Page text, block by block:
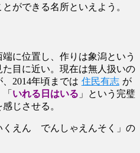
ができる名所といえよう。
に位置し、作りは象潟という
目に近い。現在は無人扱いの
2014年頃までは 住民有志 が
いれる日はいる 」という完璧
じさせる。
くえん でんしゃえんそく」の